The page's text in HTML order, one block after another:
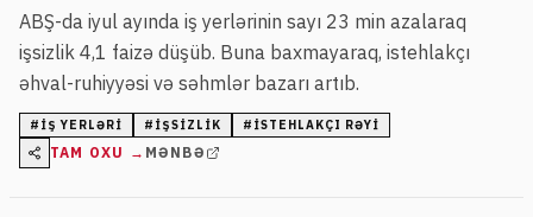
ABŞ-da iyul ayında iş yerlərinin sayı 23 min azalaraq
işsizlik 4,1 faizə düşüb. Buna baxmayaraq, istehlakçı
əhval-ruhiyyəsi və səhmlər bazarı artıb.
# IŞ YERLƏRI # IŞSIZLIK # ISTEHLAKÇI RƏYI
TAM OXU → MƏNBƏ